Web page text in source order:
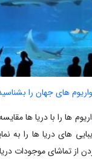
های جهان را
ها را با دریا ها
های دریا ها را به
از تماشای موجودات